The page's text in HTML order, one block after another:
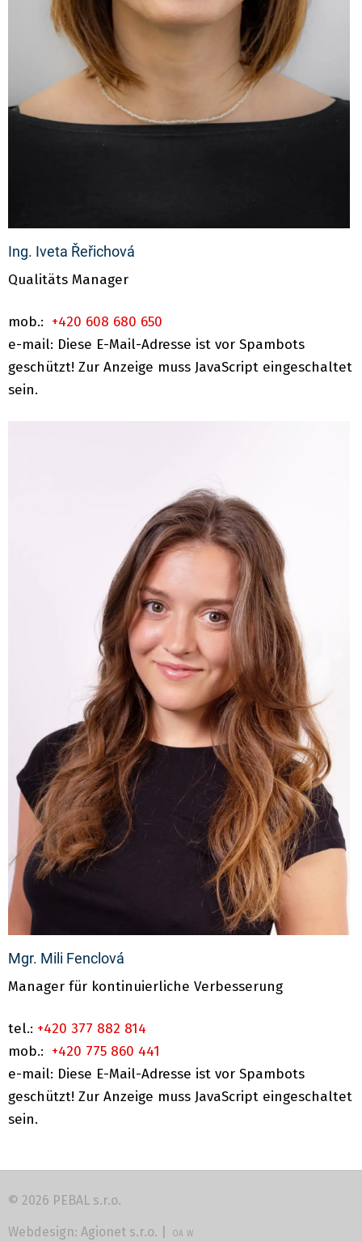
Ing. Iveta Řeřichová
Qualitäts Manager
mob.: +420 608 680 650
e-mail: Diese E-Mail-Adresse ist vor Spambots
geschützt! Zur Anzeige muss JavaScript eingeschaltet
sein.
Mgr. Mili Fenclová
Manager für kontinuierliche Verbesserung
tel.: +420 377 882 814
mob.: +420 775 860 441
e-mail: Diese E-Mail-Adresse ist vor Spambots
geschützt! Zur Anzeige muss JavaScript eingeschaltet
sein.
© 2026 PEBAL s.r.o.
Webdesign: Agionet s.r.o. OA W